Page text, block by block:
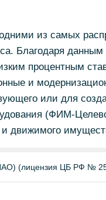
из самых
Благодаря
процентным
и
или для
(ФИМ-
и движимого
(лицензия ЦБ РФ №